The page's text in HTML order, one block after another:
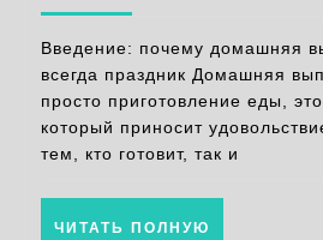
пирогов,
тортов
и
печенья
Введение: почему домашняя
всегда праздник Домашняя
просто приготовление еды,
который приносит
тем, кто готовит, так и
ЧИТАТЬ ПОЛНУЮ